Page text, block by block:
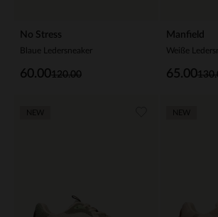
No Stress
Blaue Ledersneaker
120.00
60.00
Manfield
Weiße
65.00